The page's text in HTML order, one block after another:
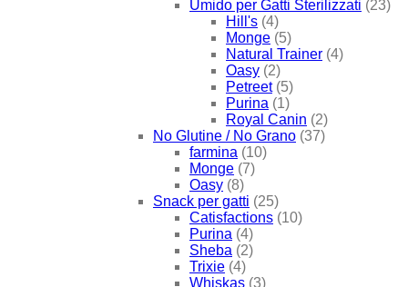
Umido per Gatti Sterilizzati (23)
Hill's (4)
Monge (5)
Natural Trainer (4)
Oasy (2)
Petreet (5)
Purina (1)
Royal Canin (2)
No Glutine / No Grano (37)
farmina (10)
Monge (7)
Oasy (8)
Snack per gatti (25)
Catisfactions (10)
Purina (4)
Sheba (2)
Trixie (4)
Whiskas (3)